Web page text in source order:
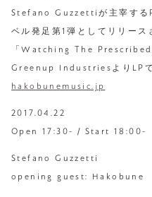
Stefano Guzzettiが主宰す
ベル発足第1弾としてリリース
「Watching The Prescribed
Greenup IndustriesよりLPで
hakobunemusic.jp
2017.04.22
Open 17:30- / Start 18:00-
Stefano Guzzetti
opening guest: Hakobune